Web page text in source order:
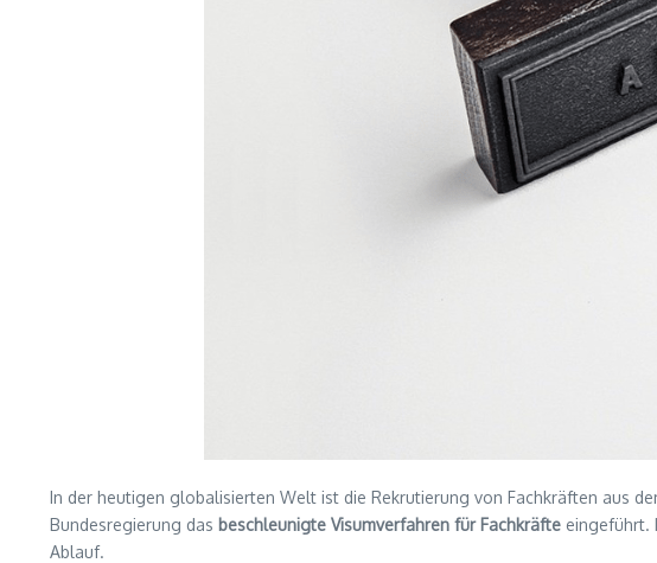
In der heutigen globalisierten Welt ist die Rekrutierung von Fachkräften aus
Bundesregierung das beschleunigte Visumverfahren für Fachkräfte eingeführt.
Ablauf.